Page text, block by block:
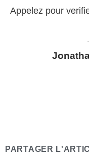
Appelez pour
PARTAGER